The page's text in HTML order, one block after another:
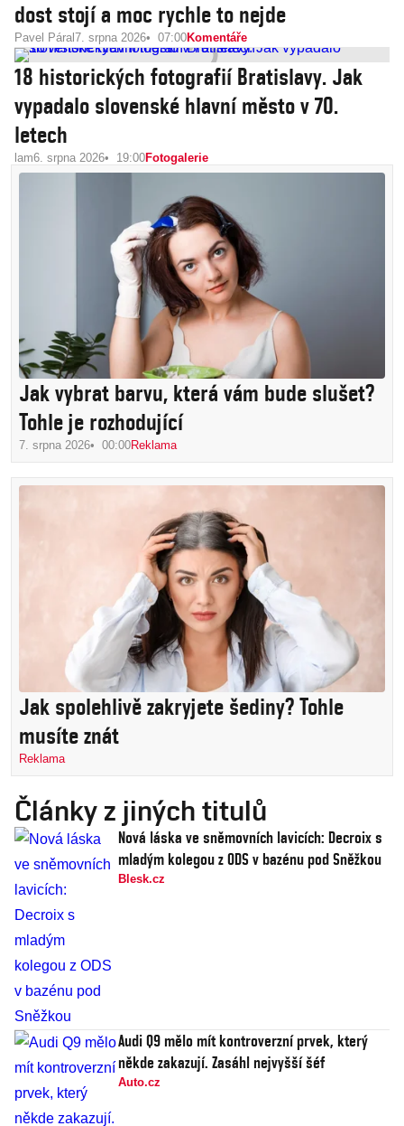
dost stojí a moc rychle to nejde
Pavel Páral 7. srpna 2026 07:00Komentáře
18 historických fotografií Bratislavy. Jak
vypadalo slovenské hlavní město v 70.
letech
lam6. srpna 2026 19:00Fotogalerie
Jak vybrat barvu, která vám bude slušet?
Tohle je rozhodující
7. srpna 2026 00:00Reklama
Jak spolehlivě zakryjete šediny? Tohle
musíte znát
Reklama
Články z jiných titulů
Nová láska ve sněmovních lavicích: Decroix s
mladým kolegou z ODS v bazénu pod Sněžkou
Blesk.cz
Audi Q9 mělo mít kontroverzní prvek, který
někde zakazují. Zasáhl nejvyšší šéf
Auto.cz